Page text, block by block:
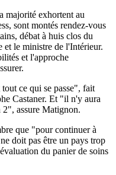
majorité exhortent au
sont montés rendez-vous
débat à huis clos du
le ministre de l'Intérieur.
et l'approche
ce qui se passe", fait
Castaner. Et "il n'y aura
assure Matignon.
que "pour continuer à
doit pas être un pays trop
du panier de soins